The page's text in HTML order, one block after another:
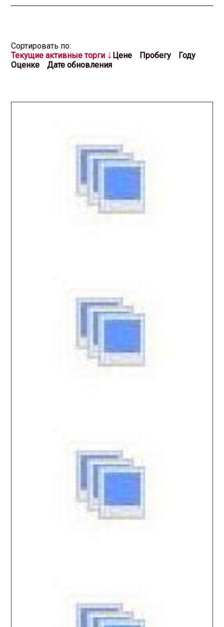
Cортировать по:
Текущие активные торги
Цене Пробегу
Году
Оценке
Дате обновления